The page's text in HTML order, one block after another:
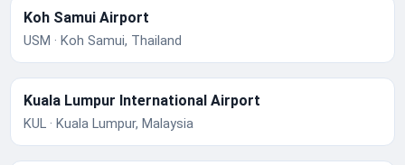
Koh Samui Airport
USM · Koh Samui, Thailand
Kuala Lumpur International Airport
KUL · Kuala Lumpur, Malaysia